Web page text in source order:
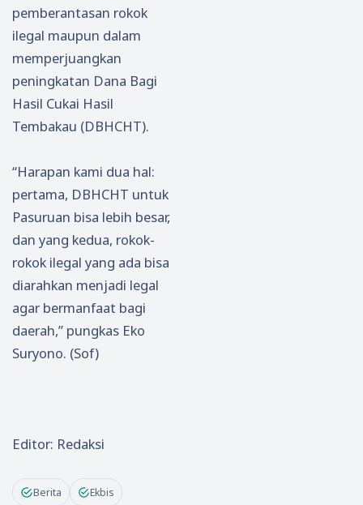
pemberantasan rokok
ilegal maupun dalam
memperjuangkan
peningkatan Dana Bagi
Hasil Cukai Hasil
Tembakau (DBHCHT).
“Harapan kami dua hal:
pertama, DBHCHT untuk
Pasuruan bisa lebih besar,
dan yang kedua, rokok-
rokok ilegal yang ada bisa
diarahkan menjadi legal
agar bermanfaat bagi
daerah,” pungkas Eko
Suryono. (Sof)
Editor: Redaksi
Berita Ekbis